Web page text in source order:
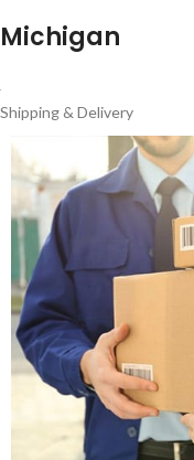
Michigan
Shipping & Delivery